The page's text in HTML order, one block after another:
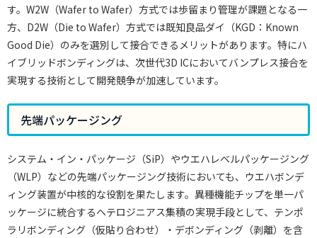
す。W2W（Wafer to Wafer）方式では歩留まり管理が課題となる一
方、D2W（Die to Wafer）方式では既知良品ダイ（KGD：Known
Good Die）のみを選別して接合できるメリットがあります。特にハ
イブリッドボンディングは、次世代3D ICにおいてバンプレス接合を
実現する技術として開発競争が加速しています。
先端パッケージング
システム・イン・パッケージ（SiP）やウエハレベルパッケージング
（WLP）などの先端パッケージング技術においても、ウエハボンデ
ィング装置が中核的な役割を果たします。異種機能チップを単一パ
ッケージに統合するヘテロジニアス集積の実現手段として、テンポ
ラリボンディング（仮貼り合わせ）・デボンディング（剥離）を含